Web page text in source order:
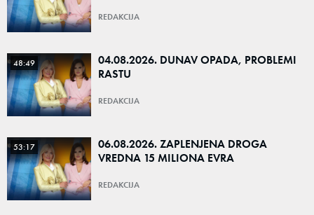
REDAKCIJA
48:49
04.08.2026. DUNAV OPADA, PROBLEMI
RASTU
REDAKCIJA
53:17
06.08.2026. ZAPLENJENA DROGA
VREDNA 15 MILIONA EVRA
REDAKCIJA